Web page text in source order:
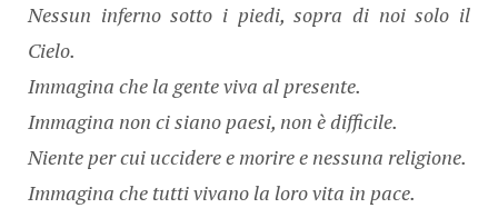
Nessun inferno sotto i piedi, sopra di noi solo il
Cielo.
Immagina che la gente viva al presente.
Immagina non ci siano paesi, non è difficile.
Niente per cui uccidere e morire e nessuna religione.
Immagina che tutti vivano la loro vita in pace.